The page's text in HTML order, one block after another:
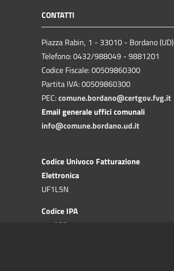
CONTATTI
Piazza Rabin, 1 - 33010 - Bordano (UD)
Telefono: 0432/988049 - 9881201
Codice Fiscale: 00509860300
Partita IVA: 00509860300
PEC:comune.bordano@certgov.fvg.it
Email generale uffici comunali
info@comune.bordano.ud.it
Codice Univoco Fatturazione
Elettronica
UF1L5N
Codice IPA
c_a983